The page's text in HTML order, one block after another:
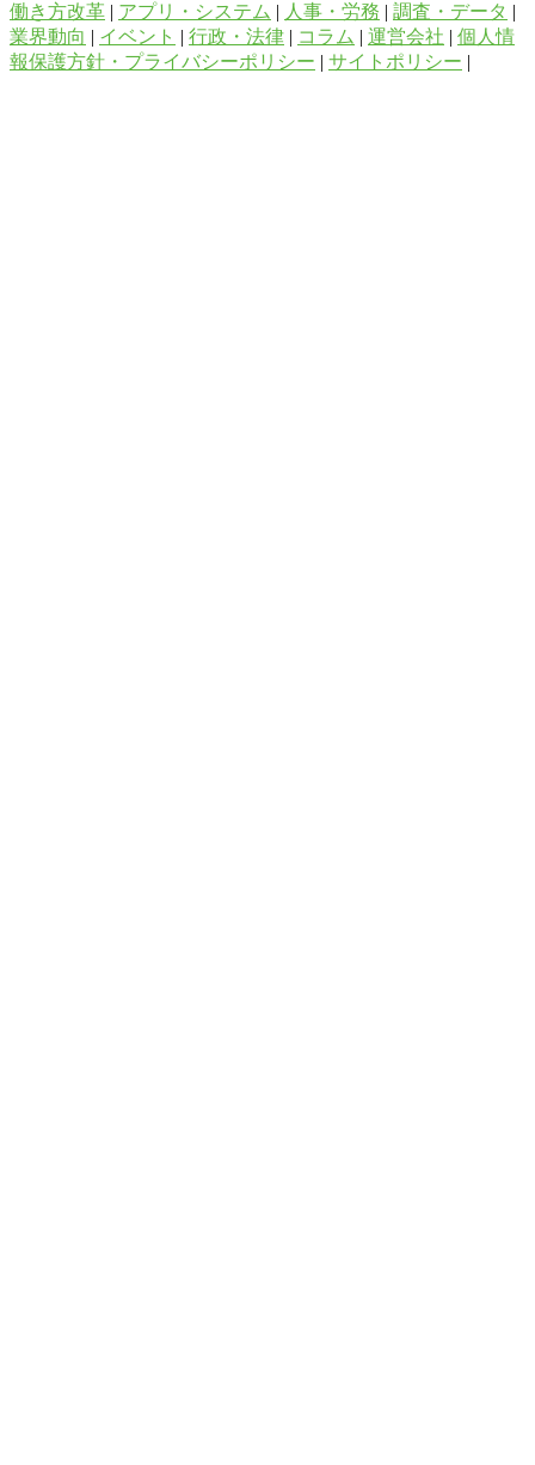
働き方改革 | アプリ・システム | 人事・労務 | 調査・データ |
業界動向 | イベント | 行政・法律 | コラム | 運営会社 | 個人情
報保護方針・プライバシーポリシー | サイトポリシー |